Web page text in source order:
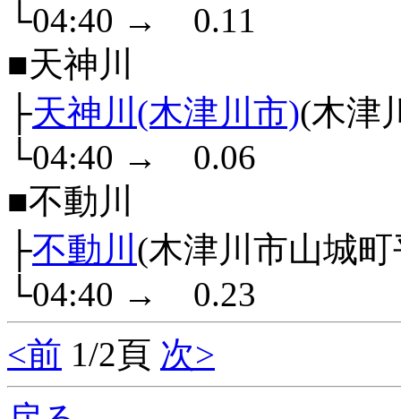
└04:40 →
0.11
■天神川
├天神川(木津川市)(木津
└04:40 →
0.06
■不動川
├不動川 (木津川市山城
└04:40 →
0.23
<前 1/2頁 次>